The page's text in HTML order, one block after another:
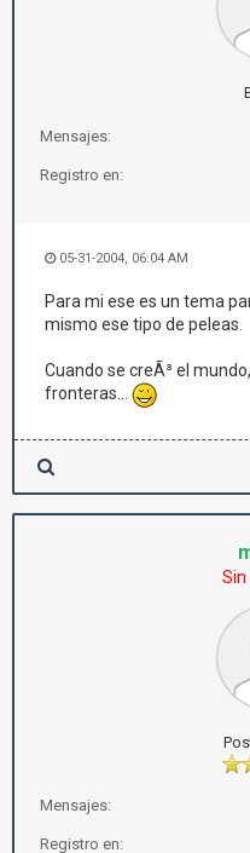
Mensajes:
Registro en:
05-31-2004, 06:04 AM
Para mi ese es un tema
mismo ese tipo de peleas.
Cuando se creÃ³ el
fronteras...
Sin
Mensajes:
Registro en: